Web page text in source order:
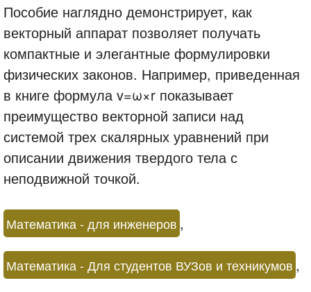
Пособие наглядно демонстрирует, как
векторный аппарат позволяет получать
компактные и элегантные формулировки
физических законов. Например, приведенная
в книге формула v=ω×r показывает
преимущество векторной записи над
системой трех скалярных уравнений при
описании движения твердого тела с
неподвижной точкой.
Математика - для инженеров ,
Математика - Для студентов ВУЗов и техникумов ,